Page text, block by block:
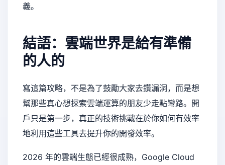
義。
結語：雲端世界是給有準備
的人的
寫這篇攻略，不是為了鼓勵大家去鑽漏洞，而是想
幫那些真心想探索雲端運算的朋友少走點彎路。開
戶只是第一步，真正的技術挑戰在於你如何有效率
地利用這些工具去提升你的開發效率。
2026 年的雲端生態已經很成熟，Google Cloud